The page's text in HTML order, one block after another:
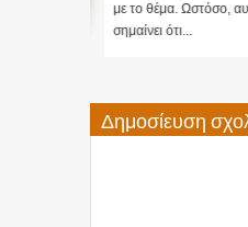
ΜΕΓΑΛΗ ΠΑΓΙΔΑ; Τι
πίσω από αυτό ....;Κατ'
Δημοσίευση